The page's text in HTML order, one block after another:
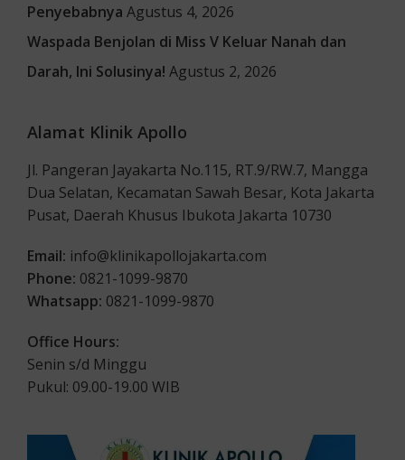
Penyebabnya Agustus 4, 2026
Waspada Benjolan di Miss V Keluar Nanah dan
Darah, Ini Solusinya! Agustus 2, 2026
Alamat Klinik Apollo
Jl. Pangeran Jayakarta No.115, RT.9/RW.7, Mangga
Dua Selatan, Kecamatan Sawah Besar, Kota Jakarta
Pusat, Daerah Khusus Ibukota Jakarta 10730
Email: info@klinikapollojakarta.com
Phone: 0821-1099-9870
Whatsapp: 0821-1099-9870
Office Hours:
Senin s/d Minggu
Pukul: 09.00-19.00 WIB